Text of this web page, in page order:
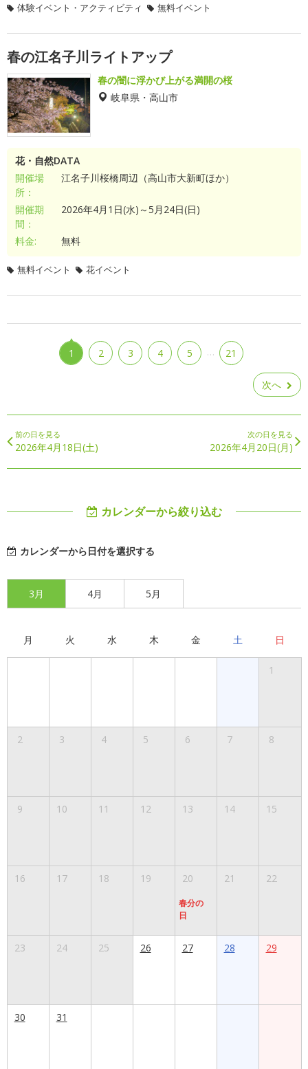
体験イベント・アクティビティ 無料イベント
春の江名子川ライトアップ
春の闇に浮かび上がる満開の桜
岐阜県・高山市
花・自然DATA
開催場
所：
江名子川桜橋周辺（高山市大新町ほか）
開催期
間：
2026年4月1日(水)～5月24日(日)
料金: 無料
無料イベント 花イベント
1 2 3 4 5 … 21
次へ
前の日を見る
2026年4月18日(土)
次の日を見る
2026年4月20日(月)
カレンダーから絞り込む
カレンダーから日付を選択する
3月 4月 5月
月 火 水 木 金 土 日
1
2 3 4 5 6 7 8
9 10 11 12 13 14 15
16 17 18 19 20
春分の
日
21 22
23 24 25 26 27 28 29
30 31